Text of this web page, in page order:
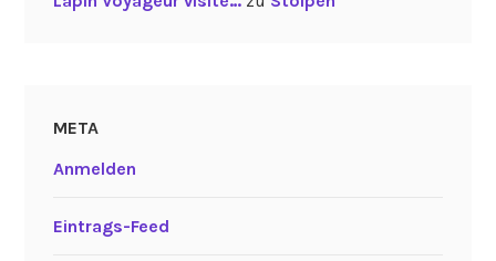
META
Anmelden
Eintrags-Feed